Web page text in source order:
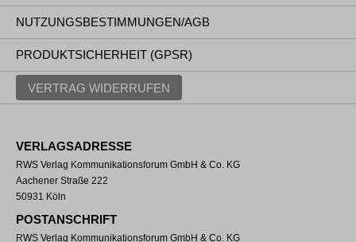
NUTZUNGSBESTIMMUNGEN/AGB
PRODUKTSICHERHEIT (GPSR)
VERTRAG WIDERRUFEN
VERLAGSADRESSE
RWS Verlag Kommunikationsforum GmbH & Co. KG
Aachener Straße 222
50931 Köln
POSTANSCHRIFT
RWS Verlag Kommunikationsforum GmbH & Co. KG